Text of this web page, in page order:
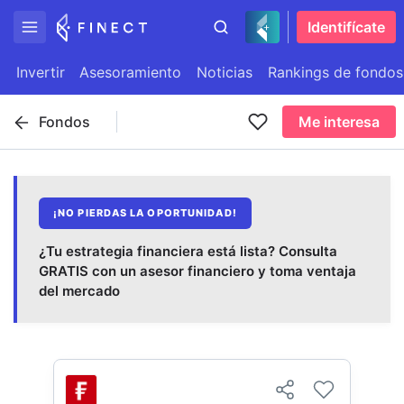
Identifícate
Invertir Asesoramiento Noticias Rankings de fondos
Fondos Me interesa
¡NO PIERDAS LA OPORTUNIDAD!
¿Tu estrategia financiera está lista? Consulta
GRATIS con un asesor financiero y toma ventaja
del mercado